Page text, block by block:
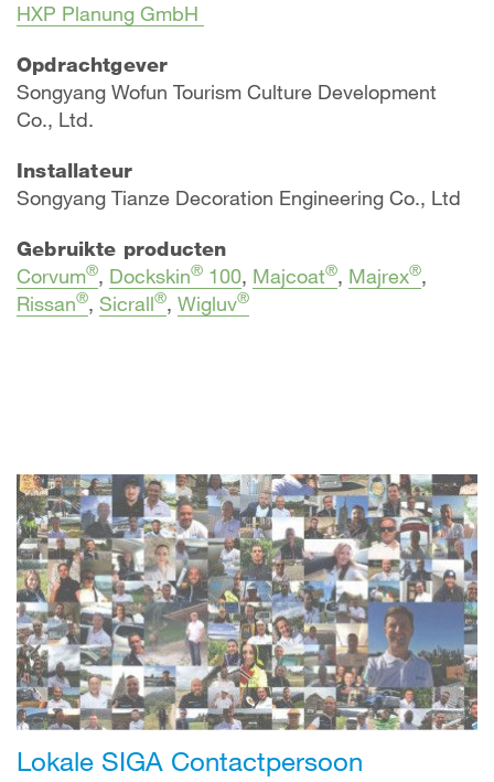
HXP Planung GmbH
Opdrachtgever
Songyang Wofun Tourism Culture Development
Co., Ltd.
Installateur
Songyang Tianze Decoration Engineering Co., Ltd
Gebruikte producten
Corvum®, Dockskin® 100, Majcoat®, Majrex®,
Rissan®, Sicrall®, Wigluv®
Lokale SIGA Contactpersoon